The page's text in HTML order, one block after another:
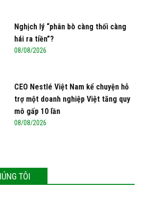
Nghịch lý “phân bò càng thối càng
hái ra tiền”?
08/08/2026
CEO Nestlé Việt Nam kể chuyện hỗ
trợ một doanh nghiệp Việt tăng quy
mô gấp 10 lần
08/08/2026
TÔI